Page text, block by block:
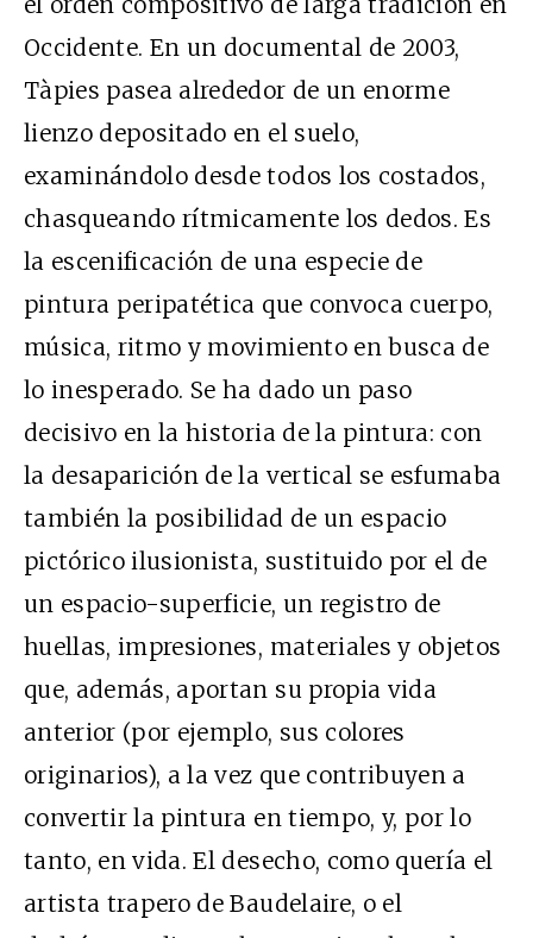
Occidente. En un documental de 2003,
Tàpies pasea alrededor de un enorme
lienzo depositado en el suelo,
examinándolo desde todos los costados,
chasqueando rítmicamente los dedos. Es
la escenificación de una especie de
pintura peripatética que convoca cuerpo,
música, ritmo y movimiento en busca de
lo inesperado. Se ha dado un paso
decisivo en la historia de la pintura: con
la desaparición de la vertical se esfumaba
también la posibilidad de un espacio
pictórico ilusionista, sustituido por el de
un espacio-superficie, un registro de
huellas, impresiones, materiales y objetos
que, además, aportan su propia vida
anterior (por ejemplo, sus colores
originarios), a la vez que contribuyen a
convertir la pintura en tiempo, y, por lo
tanto, en vida. El desecho, como quería el
artista trapero de Baudelaire, o el